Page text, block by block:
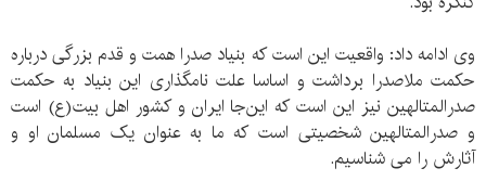
وی ادامه داد: واقعیت این است که بنیاد صدرا همت و قدم بزرگی درباره
حکمت ملاصدرا برداشت و اساسا علت نامگذاری این بنیاد به حکمت
صدرالمتالهین نیز این است که این‌جا ایران و کشور اهل بیت(ع) است
و صدرالمتالهین شخصیتی است که ما به عنوان یک مسلمان او و
آثارش را می ‌شناسیم.